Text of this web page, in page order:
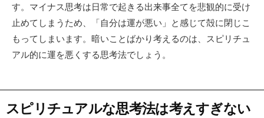
す。マイナス思考は日常で起きる出来事全てを悲観的に受け
止めてしまうため、「自分は運が悪い」と感じて殻に閉じこ
もってしまいます。暗いことばかり考えるのは、スピリチュ
アル的に運を悪くする思考法でしょう。
スピリチュアルな思考法は考えすぎない